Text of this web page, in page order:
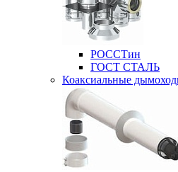
РОССТин
ГОСТ СТАЛЬ
Коаксиальные